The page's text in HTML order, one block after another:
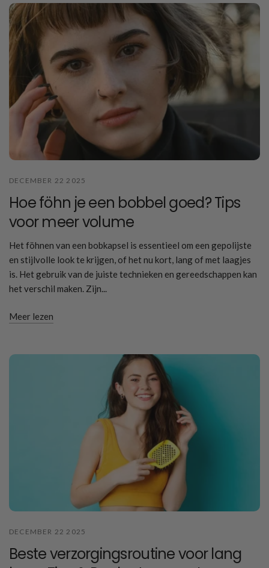
DECEMBER 22 2025
Hoe föhn je een bobbel goed? Tips
voor meer volume
Het föhnen van een bobkapsel is essentieel om een gepolijste
en stijlvolle look te krijgen, of het nu kort, lang of met laagjes
is. Het gebruik van de juiste technieken en gereedschappen kan
het verschil maken. Zijn...
Meer lezen
DECEMBER 22 2025
Beste verzorgingsroutine voor lang